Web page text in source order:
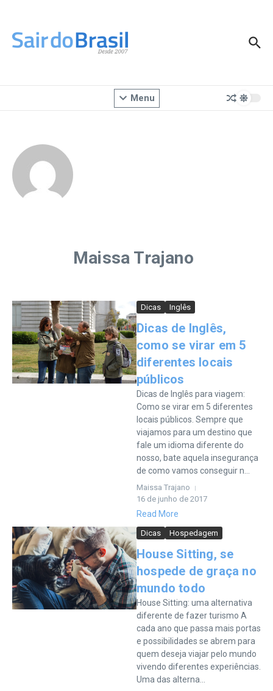
Menu
Maissa Trajano
Dicas Inglês
Dicas de Inglês,
como se virar em 5
diferentes locais
públicos
Dicas de Inglês para viagem:
Como se virar em 5 diferentes
locais públicos. Sempre que
viajamos para um destino que
fale um idioma diferente do
nosso, bate aquela insegurança
de como vamos conseguir n...
Maissa Trajano
16 de junho de 2017
Read More
Dicas Hospedagem
House Sitting, se
hospede de graça no
mundo todo
House Sitting: uma alternativa
diferente de fazer turismo A
cada ano que passa mais portas
e possibilidades se abrem para
quem deseja viajar pelo mundo
vivendo diferentes experiências.
Uma das alterna...